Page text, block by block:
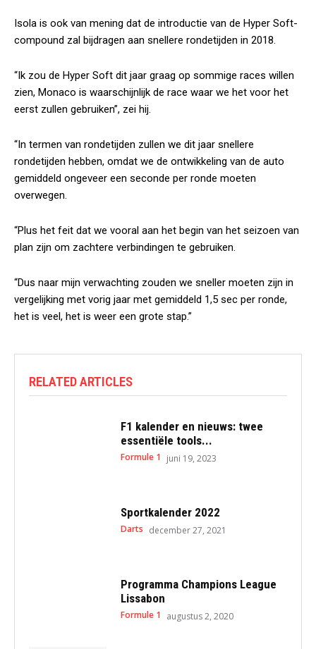
Isola is ook van mening dat de introductie van de Hyper Soft-
compound zal bijdragen aan snellere rondetijden in 2018.
“Ik zou de Hyper Soft dit jaar graag op sommige races willen
zien, Monaco is waarschijnlijk de race waar we het voor het
eerst zullen gebruiken”, zei hij.
“In termen van rondetijden zullen we dit jaar snellere
rondetijden hebben, omdat we de ontwikkeling van de auto
gemiddeld ongeveer een seconde per ronde moeten
overwegen.
“Plus het feit dat we vooral aan het begin van het seizoen van
plan zijn om zachtere verbindingen te gebruiken.
“Dus naar mijn verwachting zouden we sneller moeten zijn in
vergelijking met vorig jaar met gemiddeld 1,5 sec per ronde,
het is veel, het is weer een grote stap.”
RELATED ARTICLES
F1 kalender en nieuws: twee
essentiële tools...
Formule 1 juni 19, 2023
Sportkalender 2022
Darts december 27, 2021
Programma Champions League
Lissabon
Formule 1 augustus 2, 2020